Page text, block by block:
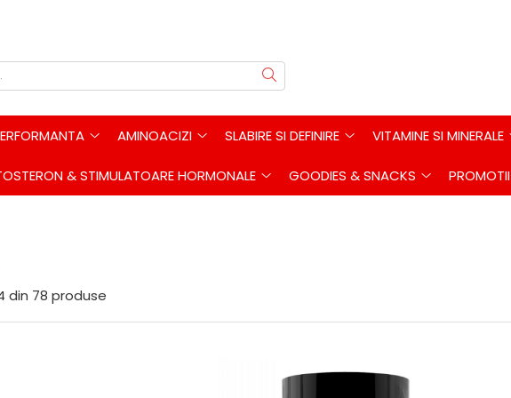
AMINOACIZI SLABIRE SI DEFINIRE VITAMINE SI MINERALE
& STIMULATOARE HORMONALE GOODIES & SNACKS PROMOTII
din 78 produse